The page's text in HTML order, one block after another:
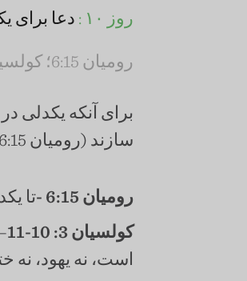
روز ۱۰ : دعا برای
رومیان 6:15؛ کولسیان 10:3-11
برای آنکه یکدلی
سازند (رومیان 6:15؛ کولسیان 10:3-11).
رومیان 6:15 -
تا
کولسیان 3: 10-11
است، نه یهود، نه